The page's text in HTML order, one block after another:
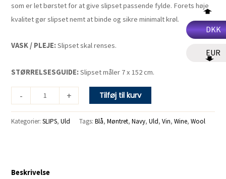
DKK
EUR
som er let børstet for at give slipset passende fylde. Forets høje
kvalitet gør slipset nemt at binde og sikre minimalt krøl.
VASK / PLEJE: Slipset skal renses.
STØRRELSESGUIDE: Slipset måler 7 x 152 cm.
- + Tilføj til kurv
Kategorier:SLIPS,Uld Tags:Blå,Møntret,Navy,Uld,Vin,Wine,Wool
Beskrivelse